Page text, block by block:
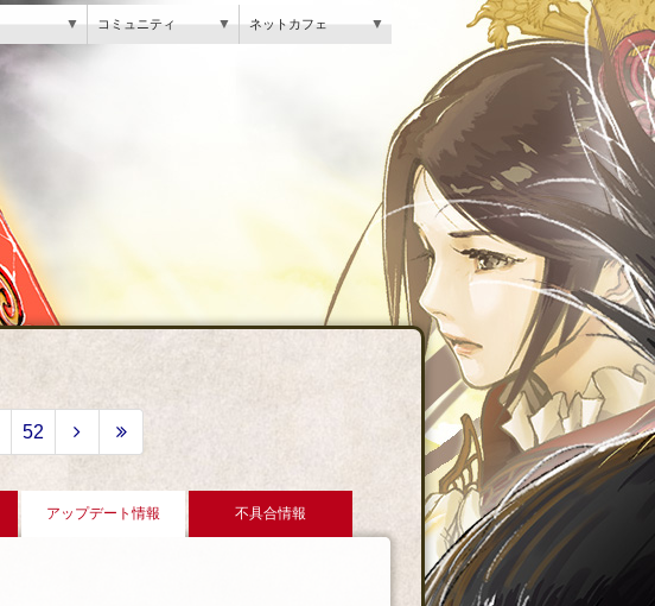
▼ コミュニティ ▼ ネットカフェ ▼
52
アップデート情報 不具合情報